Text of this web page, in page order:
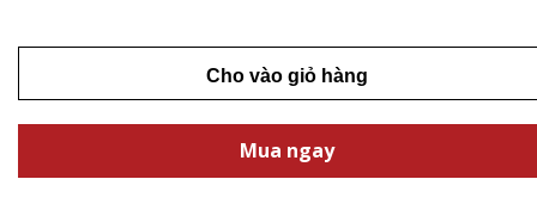
Cho vào giỏ hàng
Mua ngay